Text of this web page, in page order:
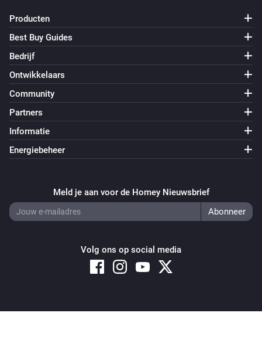
Producten
Best Buy Guides
Bedrijf
Ontwikkelaars
Community
Partners
Informatie
Energiebeheer
Meld je aan voor de Homey Nieuwsbrief
Volg ons op social media